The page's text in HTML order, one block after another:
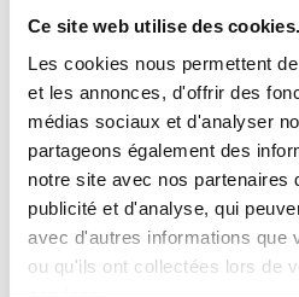
Ce site web utilise des cookies.
Les cookies nous permettent
et les annonces, d'offrir des
médias sociaux et d'analyser
partageons également des
notre site avec nos partenaires
publicité et d'analyse, qui
avec d'autres informations que
ou qu'ils ont collectées lors de
En savoir plus